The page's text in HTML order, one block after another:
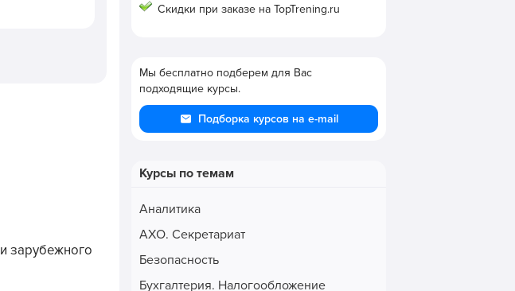
зарубежного
Скидки при заказе на TopTrening.ru
Мы бесплатно подберем для Вас
подходящие курсы.
Подборка курсов на e-mail
Курсы по темам
Аналитика
АХО. Секретариат
Безопасность
Бухгалтерия. Налогообложение